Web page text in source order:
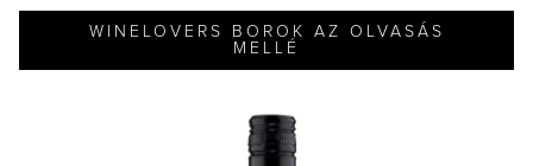
WINELOVERS BOROK AZ OLVASÁS
MELLÉ